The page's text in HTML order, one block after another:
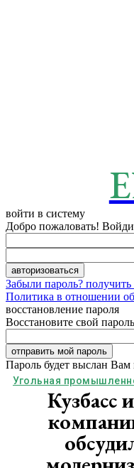
войти в систему
Добро пожаловать!
Забыли пароль?
Политика в отношении
восстановление пароля
Восстановите свой пароль
Пароль будет выслан Вам
Угольная
Кузбасс